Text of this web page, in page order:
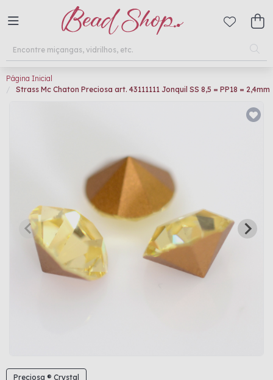
Página Inicial
Strass Mc Chaton Preciosa art. 43111111 Jonquil SS 8,5 = PP18 = 2,4mm
Preciosa ® Crystal